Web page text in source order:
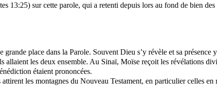
13:25) sur cette parole, qui a retenti depuis lors au fond de bien
grande place dans la Parole. Souvent Dieu s’y révèle et sa présence
allaient les deux ensemble. Au Sinaï, Moïse reçoit les révélations
étaient prononcées.
les montagnes du Nouveau Testament, en particulier celles en